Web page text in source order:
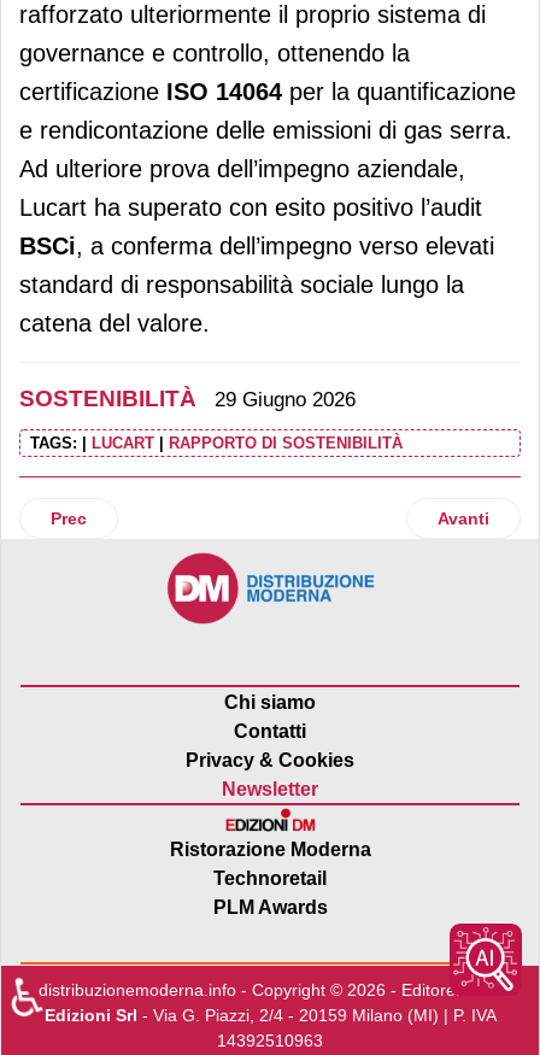
rafforzato ulteriormente il proprio sistema di
governance e controllo, ottenendo la
certificazione ISO 14064 per la quantificazione
e rendicontazione delle emissioni di gas serra.
Ad ulteriore prova dell’impegno aziendale,
Lucart ha superato con esito positivo l’audit
BSCi, a conferma dell’impegno verso elevati
standard di responsabilità sociale lungo la
catena del valore.
SOSTENIBILITÀ 29 Giugno 2026
TAGS: LUCART RAPPORTO DI SOSTENIBILITÀ
Articolo precedente: Leroy Merlin celebra l’edizione 2026
Prec Articolo
Avanti
Chi siamo
Contatti
Privacy & Cookies
Newsletter
Ristorazione Moderna
Technoretail
PLM Awards
distribuzionemoderna.info - Copyright © 2026 - Editore:Edra
Edizioni Srl - Via G. Piazzi, 2/4 - 20159 Milano (MI) | P. IVA
14392510963